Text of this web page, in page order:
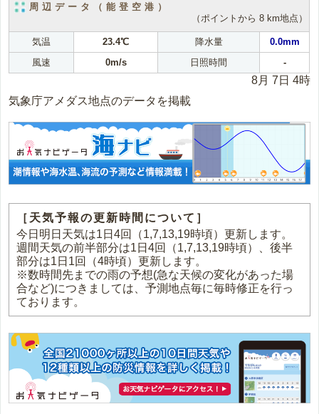
周辺データ（能登空港）
（ポイントから 8 km地点）
気温 23.4℃ 降水量
0.0mm
風速
0m/s 日照時間 -
8月 7日 4時
気象庁アメダス地点のデータを掲載
［天気予報の更新時間について］
今日明日天気は1日4回（1,7,13,19時頃）更新します。
週間天気の前半部分は1日4回（1,7,13,19時頃）、後半
部分は1日1回（4時頃）更新します。
※数時間先までの雨の予想(急な天候の変化があった場
合など)につきましては、予測地点毎に毎時修正を行っ
ております。